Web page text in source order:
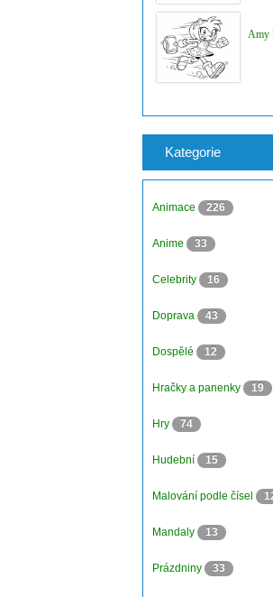
Amy
Kategorie
Animace 226
Anime 33
Celebrity 16
Doprava 43
Dospělé 12
Hračky a panenky 19
Hry 74
Hudební 15
Malování podle čísel
Mandaly 13
Prázdniny 33